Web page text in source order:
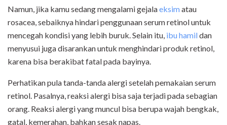
Namun, jika kamu sedang mengalami gejalaeksimatau
rosacea, sebaiknya hindari penggunaan serum retinol untuk
mencegah kondisi yang lebih buruk. Selain itu, ibu hamildan
menyusui juga disarankan untuk menghindari produk retinol,
karena bisa berakibat fatal pada bayinya.
Perhatikan pula tanda-tanda alergi setelah pemakaian serum
retinol. Pasalnya, reaksi alergi bisa saja terjadi pada sebagian
orang. Reaksi alergi yang muncul bisa berupa wajah bengkak,
gatal, kemerahan, bahkan sesak napas.